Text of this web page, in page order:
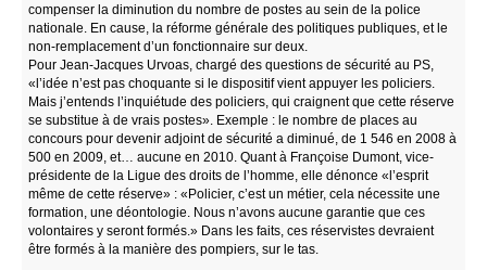
compenser la diminution du nombre de postes au sein de la police
nationale. En cause, la réforme générale des politiques publiques, et le
non-remplacement d’un fonctionnaire sur deux.
Pour Jean-Jacques Urvoas, chargé des questions de sécurité au PS,
«l’idée n’est pas choquante si le dispositif vient appuyer les policiers.
Mais j’entends l’inquiétude des policiers, qui craignent que cette réserve
se substitue à de vrais postes». Exemple : le nombre de places au
concours pour devenir adjoint de sécurité a diminué, de 1 546 en 2008 à
500 en 2009, et… aucune en 2010. Quant à Françoise Dumont, vice-
présidente de la Ligue des droits de l’homme, elle dénonce «l’esprit
même de cette réserve» : «Policier, c’est un métier, cela nécessite une
formation, une déontologie. Nous n’avons aucune garantie que ces
volontaires y seront formés.» Dans les faits, ces réservistes devraient
être formés à la manière des pompiers, sur le tas.